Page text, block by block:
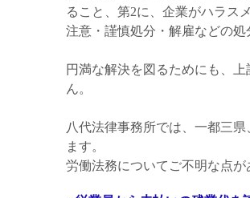
ること、第2に、企業がハラス
注意・謹慎処分・解雇などの処
円満な解決を図るためにも、
ん。
八代法律事務所では、一都三
ます。
労働法務についてご不明な点が